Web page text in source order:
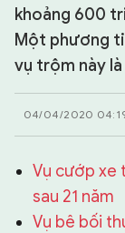
HỒ SƠ INTERPOL
VỤ ÁN NỔI TIẾNG
TƯ LIỆU
khoảng 600
Một phương
vụ trộm này
04/04/2020
Vụ cướp xe
sau 21 năm
Vụ bê bối